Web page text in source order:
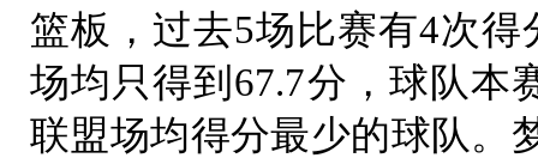
篮板，过去5场比赛有4次
场均只得到67.7分，球队本
联盟场均得分最少的球队。